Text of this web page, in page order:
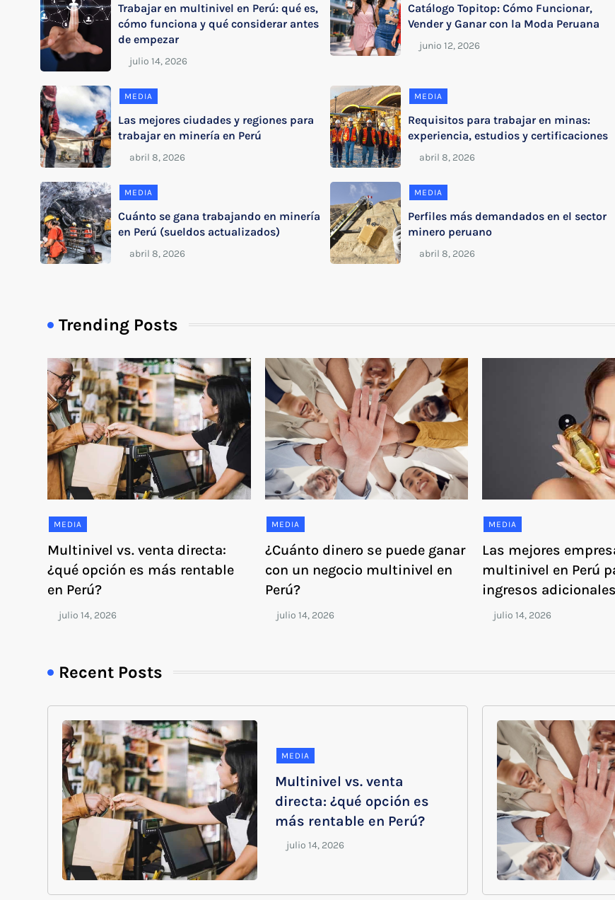
Trabajar en multinivel en Perú: qué es,
cómo funciona y qué considerar antes
de empezar
Catálogo Topitop: Cómo Funcionar,
Vender y Ganar con la Moda Peruana
MEDIA
Las mejores ciudades y regiones para
trabajar en minería en Perú
MEDIA
Requisitos para trabajar en minas:
experiencia, estudios y certificaciones
MEDIA
Cuánto se gana trabajando en minería
en Perú (sueldos actualizados)
MEDIA
Perfiles más demandados en el sector
minero peruano
Trending Posts
MEDIA
Multinivel vs. venta directa:
¿qué opción es más rentable
en Perú?
MEDIA
¿Cuánto dinero se puede ganar
con un negocio multinivel en
Perú?
MEDIA
Las mejores
multinivel en Perú
ingresos adicionales
Recent Posts
MEDIA
Multinivel vs. venta
directa: ¿qué opción es
más rentable en Perú?